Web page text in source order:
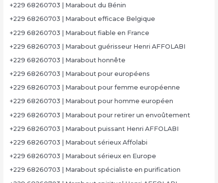
+229 68260703 | Marabout du Bénin
+229 68260703 | Marabout efficace Belgique
+229 68260703 | Marabout fiable en France
+229 68260703 | Marabout guérisseur Henri AFFOLABI
+229 68260703 | Marabout honnête
+229 68260703 | Marabout pour européens
+229 68260703 | Marabout pour femme européenne
+229 68260703 | Marabout pour homme européen
+229 68260703 | Marabout pour retirer un envoûtement
+229 68260703 | Marabout puissant Henri AFFOLABI
+229 68260703 | Marabout sérieux Affolabi
+229 68260703 | Marabout sérieux en Europe
+229 68260703 | Marabout spécialiste en purification